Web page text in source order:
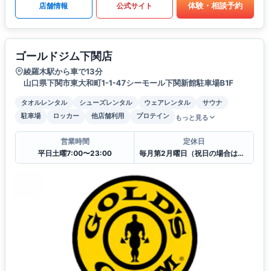
店舗情報 公式サイト 体験・相談予約
ゴールドジム下関店
綾羅木駅から車で13分
山口県下関市東大和町1-1-47シーモール下関新館駐車場B1F
タオルレンタル シューズレンタル ウェアレンタル
サウナ
駐車場
ロッカー 他店舗利用 プロテイン もっと見る
営業時間
平日土曜7:00〜23:00
定休日
毎月第2月曜日（祝日の場合は翌平日）